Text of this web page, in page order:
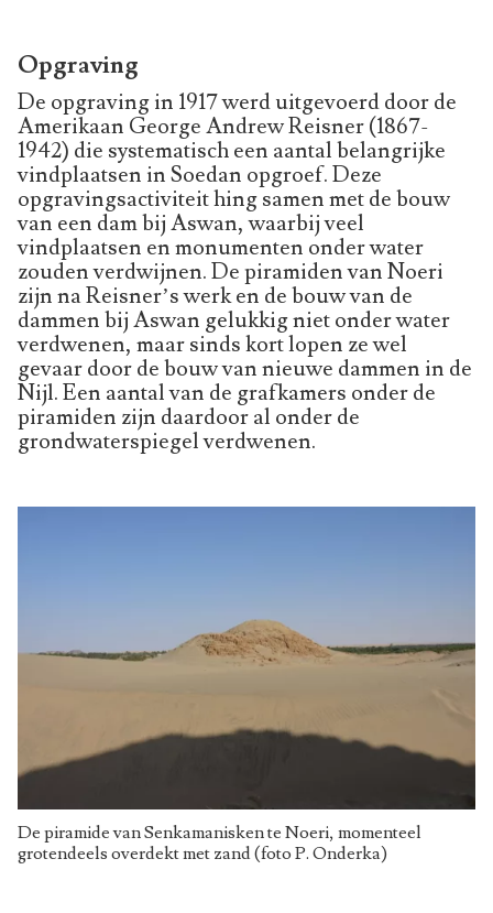
Opgraving
De opgraving in 1917 werd uitgevoerd door de
Amerikaan George Andrew Reisner (1867-
1942) die systematisch een aantal belangrijke
vindplaatsen in Soedan opgroef. Deze
opgravingsactiviteit hing samen met de bouw
van een dam bij Aswan, waarbij veel
vindplaatsen en monumenten onder water
zouden verdwijnen. De piramiden van Noeri
zijn na Reisner’s werk en de bouw van de
dammen bij Aswan gelukkig niet onder water
verdwenen, maar sinds kort lopen ze wel
gevaar door de bouw van nieuwe dammen in de
Nijl. Een aantal van de grafkamers onder de
piramiden zijn daardoor al onder de
grondwaterspiegel verdwenen.
De piramide van Senkamanisken te Noeri, momenteel
grotendeels overdekt met zand (foto P. Onderka)